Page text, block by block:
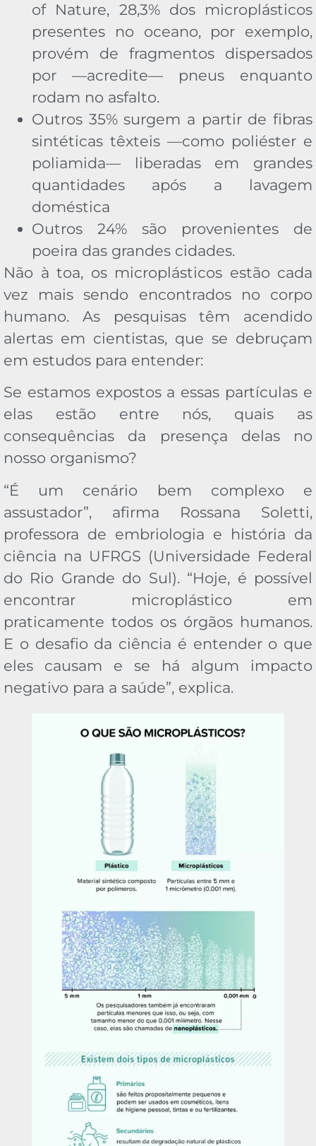
of Nature, 28,3% dos microplásticos
presentes no oceano, por exemplo,
provém de fragmentos dispersados
por —acredite— pneus enquanto
rodam no asfalto.
Outros 35% surgem a partir de fibras
sintéticas têxteis —como poliéster e
poliamida— liberadas em grandes
quantidades após a lavagem
doméstica
Outros 24% são provenientes de
poeira das grandes cidades.
Não à toa, os microplásticos estão cada
vez mais sendo encontrados no corpo
humano. As pesquisas têm acendido
alertas em cientistas, que se debruçam
em estudos para entender:
Se estamos expostos a essas partículas e
elas estão entre nós, quais as
consequências da presença delas no
nosso organismo?
“É um cenário bem complexo e
assustador”, afirma Rossana Soletti,
professora de embriologia e história da
ciência na UFRGS (Universidade Federal
do Rio Grande do Sul). “Hoje, é possível
encontrar microplástico em
praticamente todos os órgãos humanos.
E o desafio da ciência é entender o que
eles causam e se há algum impacto
negativo para a saúde”, explica.